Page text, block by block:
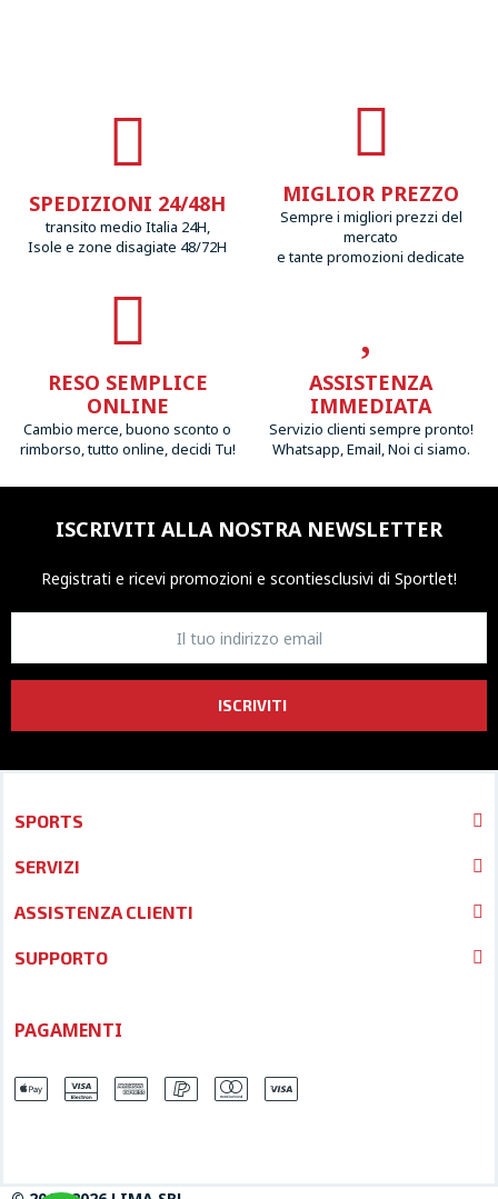
SPEDIZIONI 24/48H
transito medio Italia 24H,
Isole e zone disagiate 48/72H
MIGLIOR PREZZO
Sempre i migliori prezzi del
mercato
e tante promozioni dedicate
RESO SEMPLICE
ONLINE
Cambio merce, buono sconto o
rimborso, tutto online, decidi Tu!
ASSISTENZA
IMMEDIATA
Servizio clienti sempre pronto!
Whatsapp, Email, Noi ci siamo.
ISCRIVITI ALLA NOSTRA NEWSLETTER
Registrati e ricevi promozioni e scontiesclusivi di Sportlet!
ISCRIVITI
SPORTS
SERVIZI
ASSISTENZA CLIENTI
SUPPORTO
PAGAMENTI